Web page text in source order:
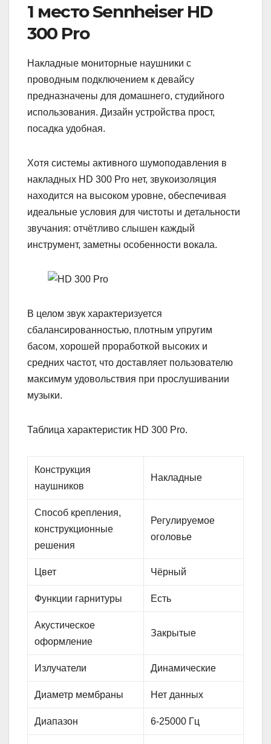
1 место Sennheiser HD
300 Pro
Накладные мониторные наушники с
проводным подключением к девайсу
предназначены для домашнего, студийного
использования. Дизайн устройства прост,
посадка удобная.
Хотя системы активного шумоподавления в
накладных HD 300 Pro нет, звукоизоляция
находится на высоком уровне, обеспечивая
идеальные условия для чистоты и детальности
звучания: отчётливо слышен каждый
инструмент, заметны особенности вокала.
В целом звук характеризуется
сбалансированностью, плотным упругим
басом, хорошей проработкой высоких и
средних частот, что доставляет пользователю
максимум удовольствия при прослушивании
музыки.
Таблица характеристик HD 300 Pro.
Конструкция
наушников
Накладные
Способ крепления,
конструкционные
решения
Регулируемое
оголовье
Цвет Чёрный
Функции гарнитуры Есть
Акустическое
оформление
Закрытые
Излучатели Динамические
Диаметр мембраны Нет данных
Диапазон 6-25000 Гц